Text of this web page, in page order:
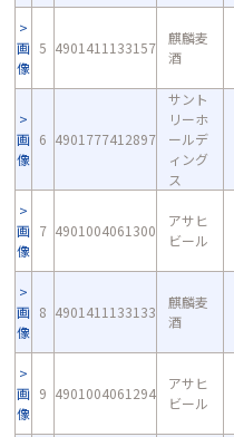
画
像
5 4901411133157
麒麟麦
酒
画
像
6 4901777412897
サント
リーホ
ールデ
ィング
ス
画
像
7 4901004061300
アサヒ
ビール
画
像
8 4901411133133
麒麟麦
酒
画
像
9 4901004061294
アサヒ
ビール